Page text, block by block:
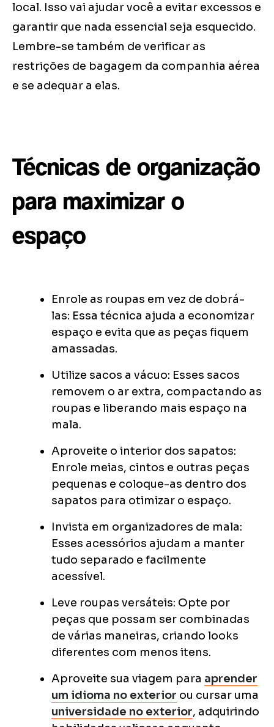
local. Isso vai ajudar você a evitar excessos e
garantir que nada essencial seja esquecido.
Lembre-se também de verificar as
restrições de bagagem da companhia aérea
e se adequar a elas.
Técnicas de organização
para maximizar o
espaço
Enrole as roupas em vez de dobrá-
las: Essa técnica ajuda a economizar
espaço e evita que as peças fiquem
amassadas.
Utilize sacos a vácuo: Esses sacos
removem o ar extra, compactando as
roupas e liberando mais espaço na
mala.
Aproveite o interior dos sapatos:
Enrole meias, cintos e outras peças
pequenas e coloque-as dentro dos
sapatos para otimizar o espaço.
Invista em organizadores de mala:
Esses acessórios ajudam a manter
tudo separado e facilmente
acessível.
Leve roupas versáteis: Opte por
peças que possam ser combinadas
de várias maneiras, criando looks
diferentes com menos itens.
Aproveite sua viagem para aprender
um idioma no exterior ou cursar uma
universidade no exterior, adquirindo